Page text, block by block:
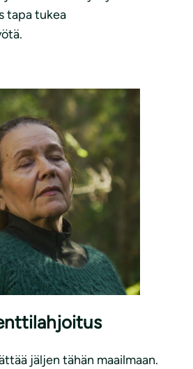
tapa tukea
jäljen tähän maailmaan.